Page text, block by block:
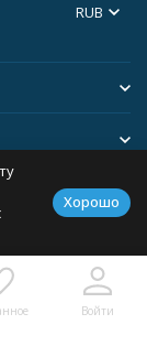
Войти
RUB
Хорошо